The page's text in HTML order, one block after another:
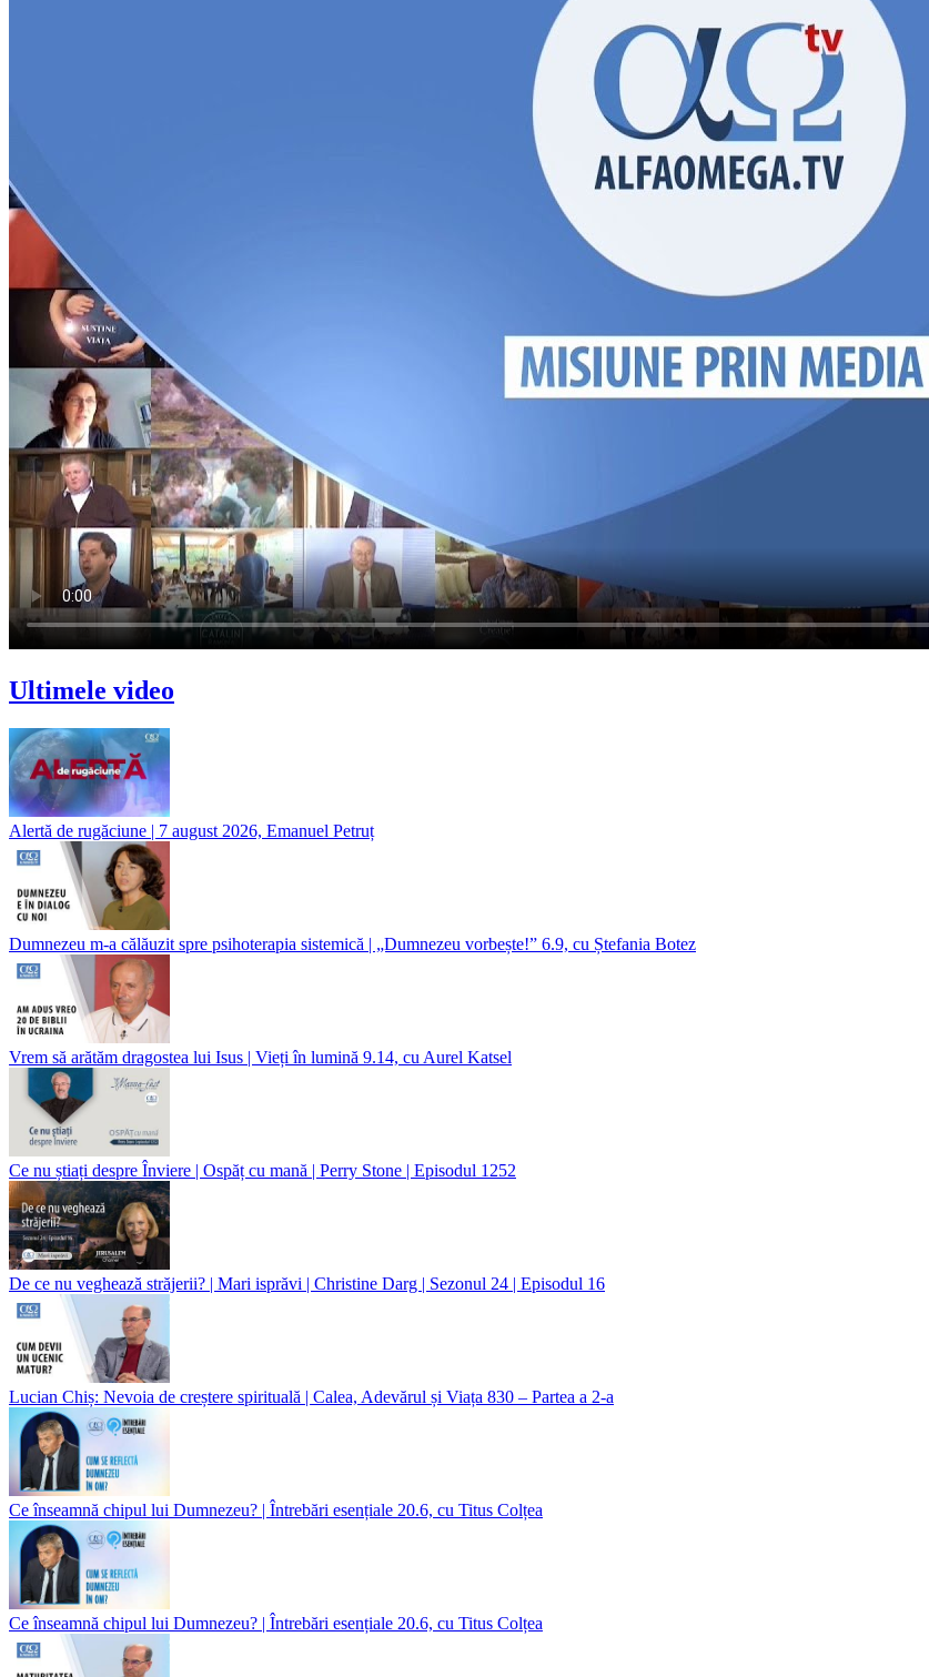
Ultimele video
Alertă de rugăciune | 7 august 2026, Emanuel Petruț
Dumnezeu m-a călăuzit spre psihoterapia sistemică | „Dumnezeu vorbește!” 6.9, cu Ștefania Botez
Vrem să arătăm dragostea lui Isus | Vieți în lumină 9.14, cu Aurel Katsel
Ce nu știați despre Înviere | Ospăț cu mană | Perry Stone | Episodul 1252
De ce nu veghează străjerii? | Mari isprăvi | Christine Darg | Sezonul 24 | Episodul 16
Lucian Chiș: Nevoia de creștere spirituală | Calea, Adevărul și Viața 830 – Partea a 2-a
Ce înseamnă chipul lui Dumnezeu? | Întrebări esențiale 20.6, cu Titus Colțea
Ce înseamnă chipul lui Dumnezeu? | Întrebări esențiale 20.6, cu Titus Colțea